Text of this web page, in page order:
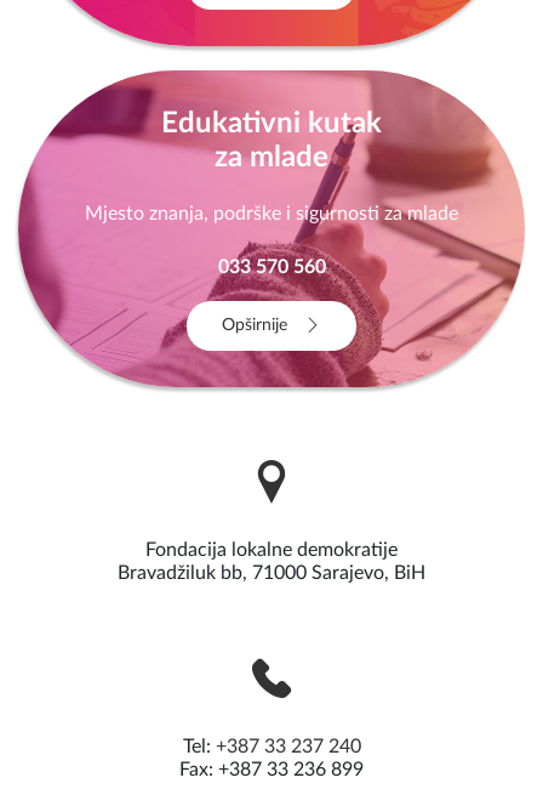
Edukativni kutak
za mlade
Mjesto znanja, podrške i sigurnosti za mlade
033 570 560
Opširnije
Fondacija lokalne demokratije
Bravadžiluk bb, 71000 Sarajevo, BiH
Tel: +387 33 237 240
Fax: +387 33 236 899